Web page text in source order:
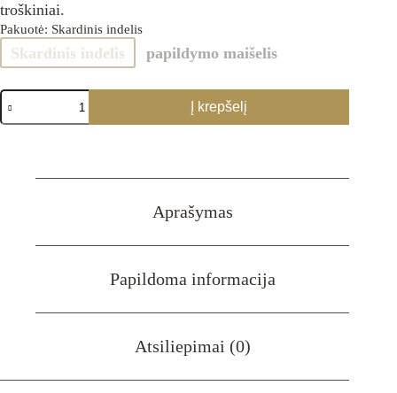
troškiniai.
Pakuotė: Skardinis indelis
Skardinis indelis papildymo maišelis
produkto
kiekis:
Fajita
Į krepšelį
Aprašymas
Papildoma informacija
Atsiliepimai (0)